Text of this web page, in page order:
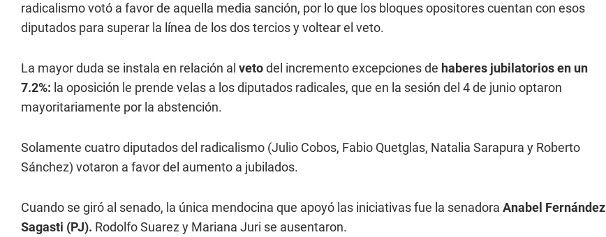
radicalismo votó a favor de aquella media sanción, por lo que los bloques opositores cuentan con esos
diputados para superar la línea de los dos tercios y voltear el veto.
La mayor duda se instala en relación al vetodel incremento excepciones de haberes jubilatorios en un
7.2%: la oposición le prende velas a los diputados radicales, que en la sesión del 4 de junio optaron
mayoritariamente por la abstención.
Solamente cuatro diputados del radicalismo (Julio Cobos, Fabio Quetglas, Natalia Sarapura y Roberto
Sánchez) votaron a favor del aumento a jubilados.
Cuando se giró al senado, la única mendocina que apoyó las iniciativas fue la senadora Anabel Fernández
Sagasti (PJ). Rodolfo Suarez y Mariana Juri se ausentaron.